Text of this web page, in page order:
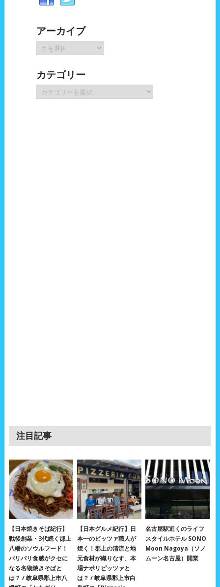
アーカイブ
ー
イ
ブ
カテゴリー
テ
注目記事
【日本焼きそば紀行】
戦後創業・3代続く郡上
八幡のソウルフード！
パリパリ食感がクセに
なる名物焼きそばと
は？ / 岐阜県郡上市八
【日本グルメ紀行】日
本一のピッツァ職人が
焼く！郡上の清流と地
元食材が織りなす、本
場ナポリピッツァと
は？ / 岐阜県郡上市白
名古屋駅近くのライフ
スタイルホテル SONO
Moon Nagoya（ソノ
ムーン名古屋）開業